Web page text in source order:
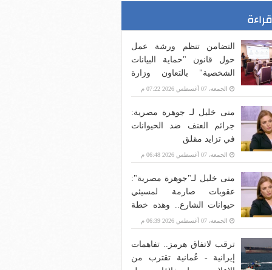
التضامن تنظم ورشة عمل
حول قانون "حماية البيانات
الشخصية" بالتعاون وزارة
الاتصالات وتكنولوجيا
المعلومات
الجمعة، 07 أغسطس 2026 07:22 م
منى خليل لـ جوهرة مصرية:
جرائم العنف ضد الحيوانات
في تزايد مقلق
الجمعة، 07 أغسطس 2026 06:48 م
منى خليل لـ"جوهرة مصرية":
عقوبات صارمة لمسيئي
حيوانات الشارع.. وهذه خطة
الدولة
الجمعة، 07 أغسطس 2026 06:39 م
ترقب لاتفاق هرمز.. تفاهمات
إيرانية - عُمانية تقترب من